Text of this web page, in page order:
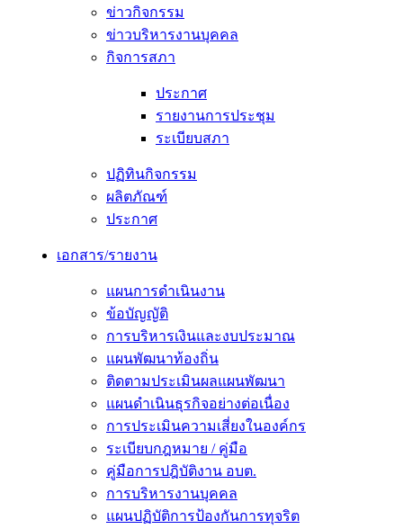
ข่าวกิจกรรม
ข่าวบริหารงานบุคคล
กิจการสภา
ประกาศ
รายงานการประชุม
ระเบียบสภา
ปฏิทินกิจกรรม
ผลิตภัณฑ์
ประกาศ
เอกสาร/รายงาน
แผนการดำเนินงาน
ข้อบัญญัติ
การบริหารเงินและงบประมาณ
แผนพัฒนาท้องถิ่น
ติดตามประเมินผลแผนพัฒนา
แผนดำเนินธุรกิจอย่างต่อเนื่อง
การประเมินความเสี่ยงในองค์กร
ระเบียบกฎหมาย / คู่มือ
คู่มือการปฎิบัติงาน อบต.
การบริหารงานบุคคล
แผนปฏิบัติการป้องกันการทุจริต